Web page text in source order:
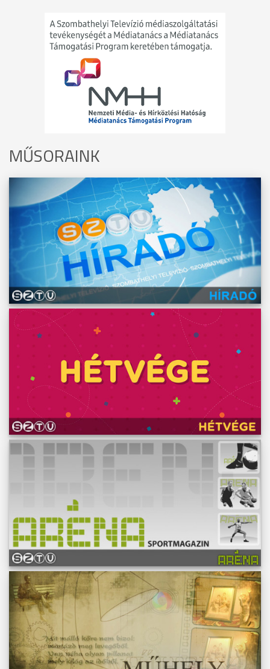
MŰSORAINK